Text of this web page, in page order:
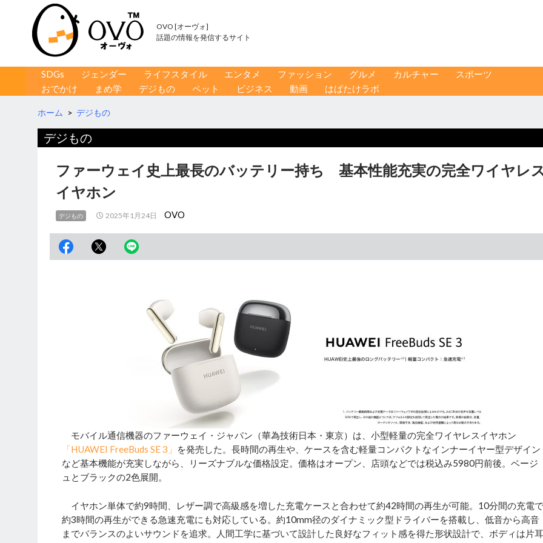
OVO [オーヴォ]
話題の情報を発信するサイト
コンテンツへ移動
SDGs ジェンダー ライフスタイル エンタメ ファッション グルメ カルチャー
スポーツ
おでかけ
まめ学 デジもの ペット ビジネス 動画 はばたけラボ
ホーム > デジもの
デジもの
ファーウェイ史上最長のバッテリー持ち 基本性能充実の完全ワイヤレ
イヤホン
デジもの 2025年1月24日 OVO
モバイル通信機器のファーウェイ・ジャパン（華為技術日本・東京）は、小型軽量の完全ワイヤレスイヤホン
「HUAWEI FreeBuds SE 3」
を発売した。長時間の再生や、ケースを含む軽量コンパクトなインナーイヤー型デザイン
など基本機能が充実しながら、リーズナブルな価格設定。価格はオープン、店頭などでは税込み5980円前後。ベージ
ュとブラックの2色展開。
イヤホン単体で約9時間、レザー調で高級感を増した充電ケースと合わせて約42時間の再生が可能。10分間の充電で
約3時間の再生ができる急速充電にも対応している。約10mm径のダイナミック型ドライバーを搭載し、低音から高音
までバランスのよいサウンドを追求。人間工学に基づいて設計した良好なフィット感を得た形状設計で、ボディは片耳